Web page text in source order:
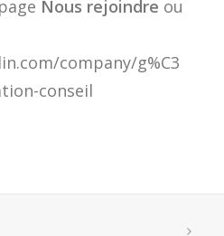
Nous rejoindre ou
company/g%C3
conseil